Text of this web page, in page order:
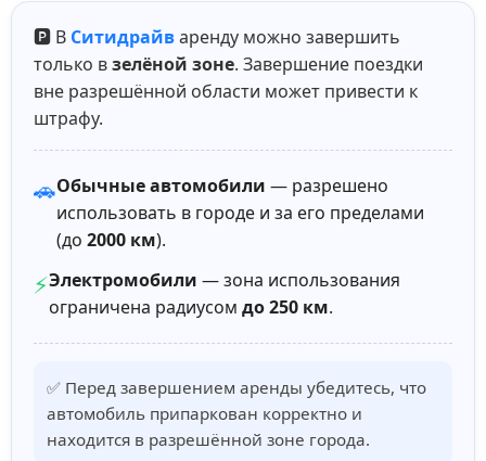
🅿️ В Ситидрайваренду можно завершить
только взелёной зоне. Завершение поездки
вне разрешённой области может привести к
штрафу.
🚗Обычные автомобили — разрешено
использовать в городе и за его пределами
(до 2000 км).
⚡Электромобили — зона использования
ограничена радиусом до 250 км.
✅ Перед завершением аренды убедитесь, что
автомобиль припаркован корректно и
находится в разрешённой зоне города.